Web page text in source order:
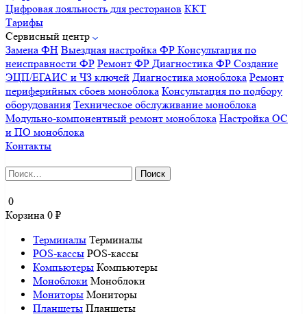
Цифровая лояльность для ресторанов ККТ
Тарифы
Сервисный центр
Замена ФН Выездная настройка ФР Консультация по
неисправности ФР Ремонт ФР Диагностика ФР Создание
ЭЦП/ЕГАИС и ЧЗ ключей Диагностика моноблока Ремонт
периферийных сбоев моноблока Консультация по подбору
оборудования Техническое обслуживание моноблока
Модульно-компонентный ремонт моноблока Настройка ОС
и ПО моноблока
Контакты
Найти:
0
Корзина 0 ₽
Терминалы Терминалы
POS-кассы POS-кассы
Компьютеры Компьютеры
Моноблоки Моноблоки
Мониторы Мониторы
Планшеты Планшеты